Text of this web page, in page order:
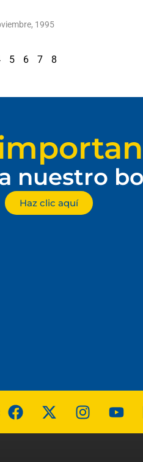
1995
5 6 7 8
nuestro
Haz clic aquí